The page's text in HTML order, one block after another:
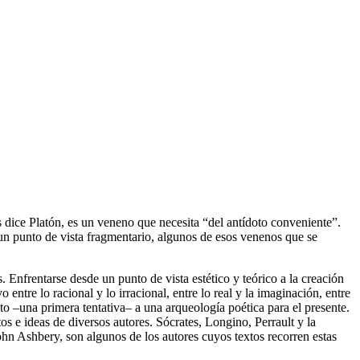
Platón, es un veneno que necesita “del antídoto conveniente”.
punto de vista fragmentario, algunos de esos venenos que se
desde un punto de vista estético y teórico a la creación
entre lo racional y lo irracional, entre lo real y la imaginación, entre
–una primera tentativa– a una arqueología poética para el presente.
e ideas de diversos autores. Sócrates, Longino, Perrault y la
Ashbery, son algunos de los autores cuyos textos recorren estas